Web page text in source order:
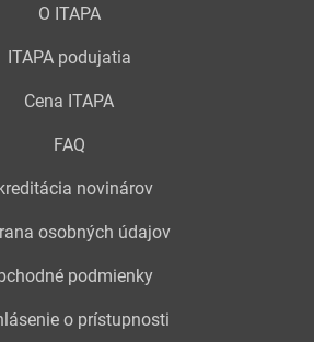
O ITAPA
ITAPA podujatia
Cena ITAPA
FAQ
novinárov
osobných údajov
podmienky
o prístupnosti